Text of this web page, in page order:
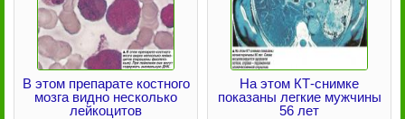
В этом препарате костного
мозга видно несколько
лейкоцитов
На этом КТ-снимке
показаны легкие мужчины
56 лет